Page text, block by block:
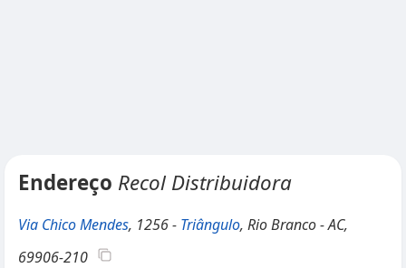
Endereço Recol Distribuidora
Via Chico Mendes, 1256 - Triângulo, Rio Branco - AC,
69906-210